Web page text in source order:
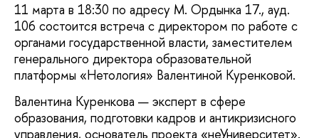
11 марта в 18:30 по адресу М. Ордынка 17., ауд.
106 состоится встреча с директором по работе с
органами государственной власти, заместителем
генерального директора образовательной
платформы «Нетология» Валентиной Куренковой.
Валентина Куренкова — эксперт в сфере
образования, подготовки кадров и антикризисного
управления, основатель проекта «неУниверситет».